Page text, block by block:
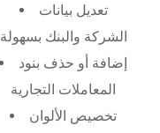
تعديل بيانات
الشركة والبنك بسهولة
إضافة أو حذف بنود
المعاملات التجارية
تخصيص الألوان